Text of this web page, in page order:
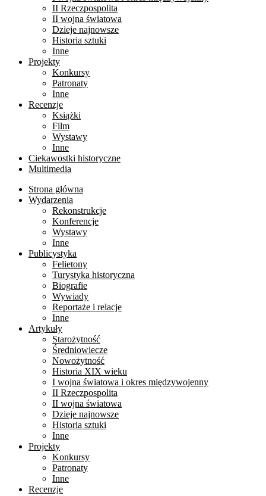
II Rzeczpospolita
II wojna światowa
Dzieje najnowsze
Historia sztuki
Inne
Projekty
Konkursy
Patronaty
Inne
Recenzje
Książki
Film
Wystawy
Inne
Ciekawostki historyczne
Multimedia
Strona główna
Wydarzenia
Rekonstrukcje
Konferencje
Wystawy
Inne
Publicystyka
Felietony
Turystyka historyczna
Biografie
Wywiady
Reportaże i relacje
Inne
Artykuły
Starożytność
Średniowiecze
Nowożytność
Historia XIX wieku
I wojna światowa i okres międzywojenny
II Rzeczpospolita
II wojna światowa
Dzieje najnowsze
Historia sztuki
Inne
Projekty
Konkursy
Patronaty
Inne
Recenzje